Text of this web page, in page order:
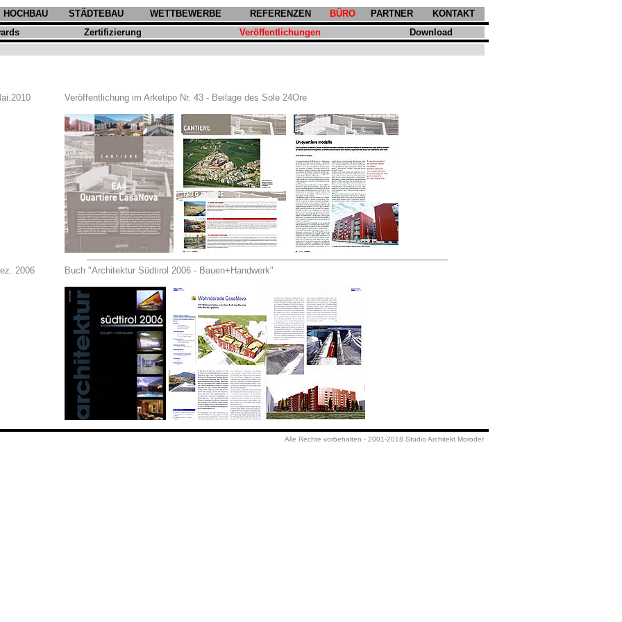
HOCHBAU STÄDTEBAU WETTBEWERBE REFERENZEN BÜRO PARTNER
KONTAKT
Zertifizierung Veröffentlichungen Download
Veröffentlichung im Arketipo Nr. 43 - Beilage des Sole 24Ore
2006 Buch "Architektur Südtirol 2006 - Bauen+Handwerk"
- Projekt Casanova, Bozen - Arch.Ing.Service und Studio Architekt MoroderAlle Rechte vorbehalten - 2001-2018 Studio Architekt Moroder